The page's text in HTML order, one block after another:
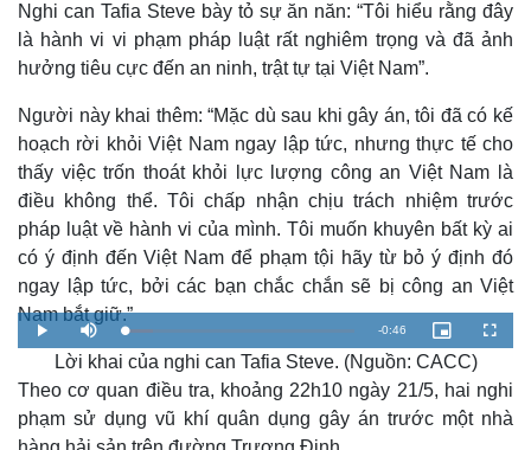
Nghi can Tafia Steve bày tỏ sự ăn năn: “Tôi hiểu rằng đây
là hành vi vi phạm pháp luật rất nghiêm trọng và đã ảnh
hưởng tiêu cực đến an ninh, trật tự tại Việt Nam”.
Người này khai thêm: “Mặc dù sau khi gây án, tôi đã có kế
hoạch rời khỏi Việt Nam ngay lập tức, nhưng thực tế cho
thấy việc trốn thoát khỏi lực lượng công an Việt Nam là
điều không thể. Tôi chấp nhận chịu trách nhiệm trước
pháp luật về hành vi của mình. Tôi muốn khuyên bất kỳ ai
có ý định đến Việt Nam để phạm tội hãy từ bỏ ý định đó
ngay lập tức, bởi các bạn chắc chắn sẽ bị công an Việt
Nam bắt giữ.”
P
l
M
u
t
e
L
o
a
d
1
2
.
R
e
m
-0:46
P
i
c
t
u
-
F
u
c
e
Lời khai của nghi can Tafia Steve. (Nguồn: CACC)
Theo cơ quan điều tra, khoảng 22h10 ngày 21/5, hai nghi
phạm sử dụng vũ khí quân dụng gây án trước một nhà